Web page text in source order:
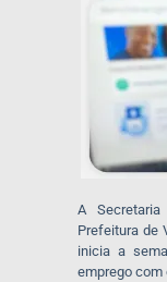
A
Prefeitura de
inicia a
emprego com